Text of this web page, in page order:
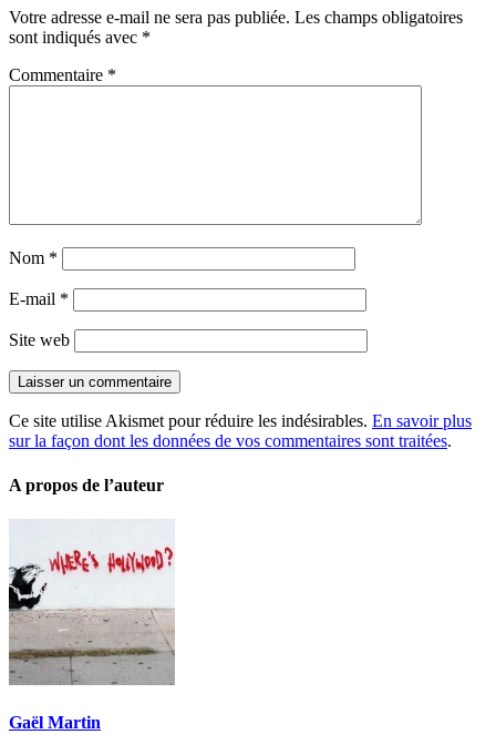
Votre adresse e-mail ne sera pas publiée. Les champs obligatoires
sont indiqués avec *
Commentaire *
Nom *
E-mail *
Site web
Ce site utilise Akismet pour réduire les indésirables. En savoir plus
sur la façon dont les données de vos commentaires sont traitées.
A propos de l’auteur
Gaël Martin